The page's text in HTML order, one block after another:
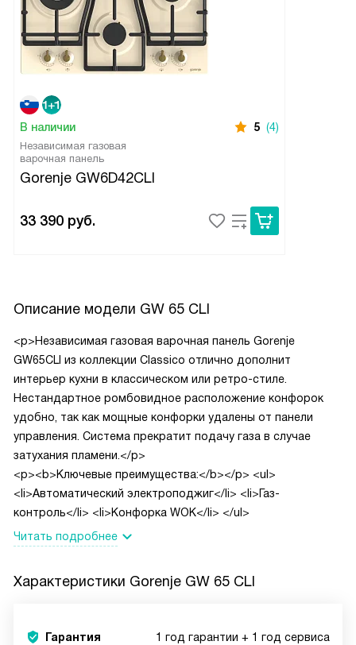
В наличии 5 (4)
Независимая газовая
варочная панель
Gorenje GW6D42CLI
33 390 руб.
Описание модели GW 65 CLI
<p>Независимая газовая варочная панель Gorenje
GW65CLI из коллекции Classico отлично дополнит
интерьер кухни в классическом или ретро-стиле.
Нестандартное ромбовидное расположение конфорок
удобно, так как мощные конфорки удалены от панели
управления. Система прекратит подачу газа в случае
затухания пламени.</p>
<p><b>Ключевые преимущества:</b></p> <ul>
<li>Автоматический электроподжиг</li> <li>Газ-
контроль</li> <li>Конфорка WOK</li> </ul>
Читать подробнее
Характеристики Gorenje GW 65 CLI
Гарантия 1 год гарантии + 1 год сервиса